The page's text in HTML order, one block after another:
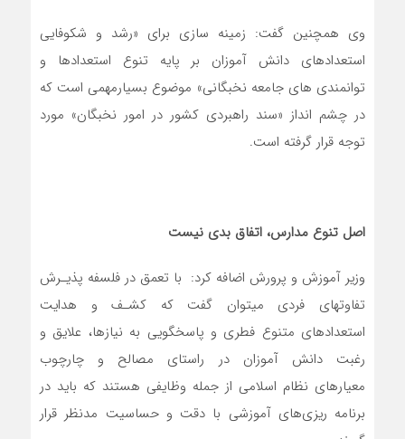
وی همچنین گفت: زمینه سازی برای «رشد و شکوفایی
استعدادهای دانش آموزان بر پایه تنوع استعدادها و
توانمندی های جامعه نخبگانی» موضوع بسیارمهمی است که
در چشم انداز «سند راهبردی کشور در امور نخبگان» مورد
توجه قرار گرفته است.
اصل تنوع مدارس، اتفاق بدی نیست
وزیر آموزش و پرورش اضافه کرد: با تعمق در فلسفه پذیـرش
تفاوتهای فردی میتوان گفت که کشـف و هدایت
استعدادهای متنوع فطری و پاسخگویی به نیازها، علایق و
رغبت دانش آموزان در راستای مصالح و چارچوب
معیارهای نظام اسلامی از جمله وظایفی هستند که باید در
برنامه ریزی‌های آموزشی با دقت و حساسیت مدنظر قرار